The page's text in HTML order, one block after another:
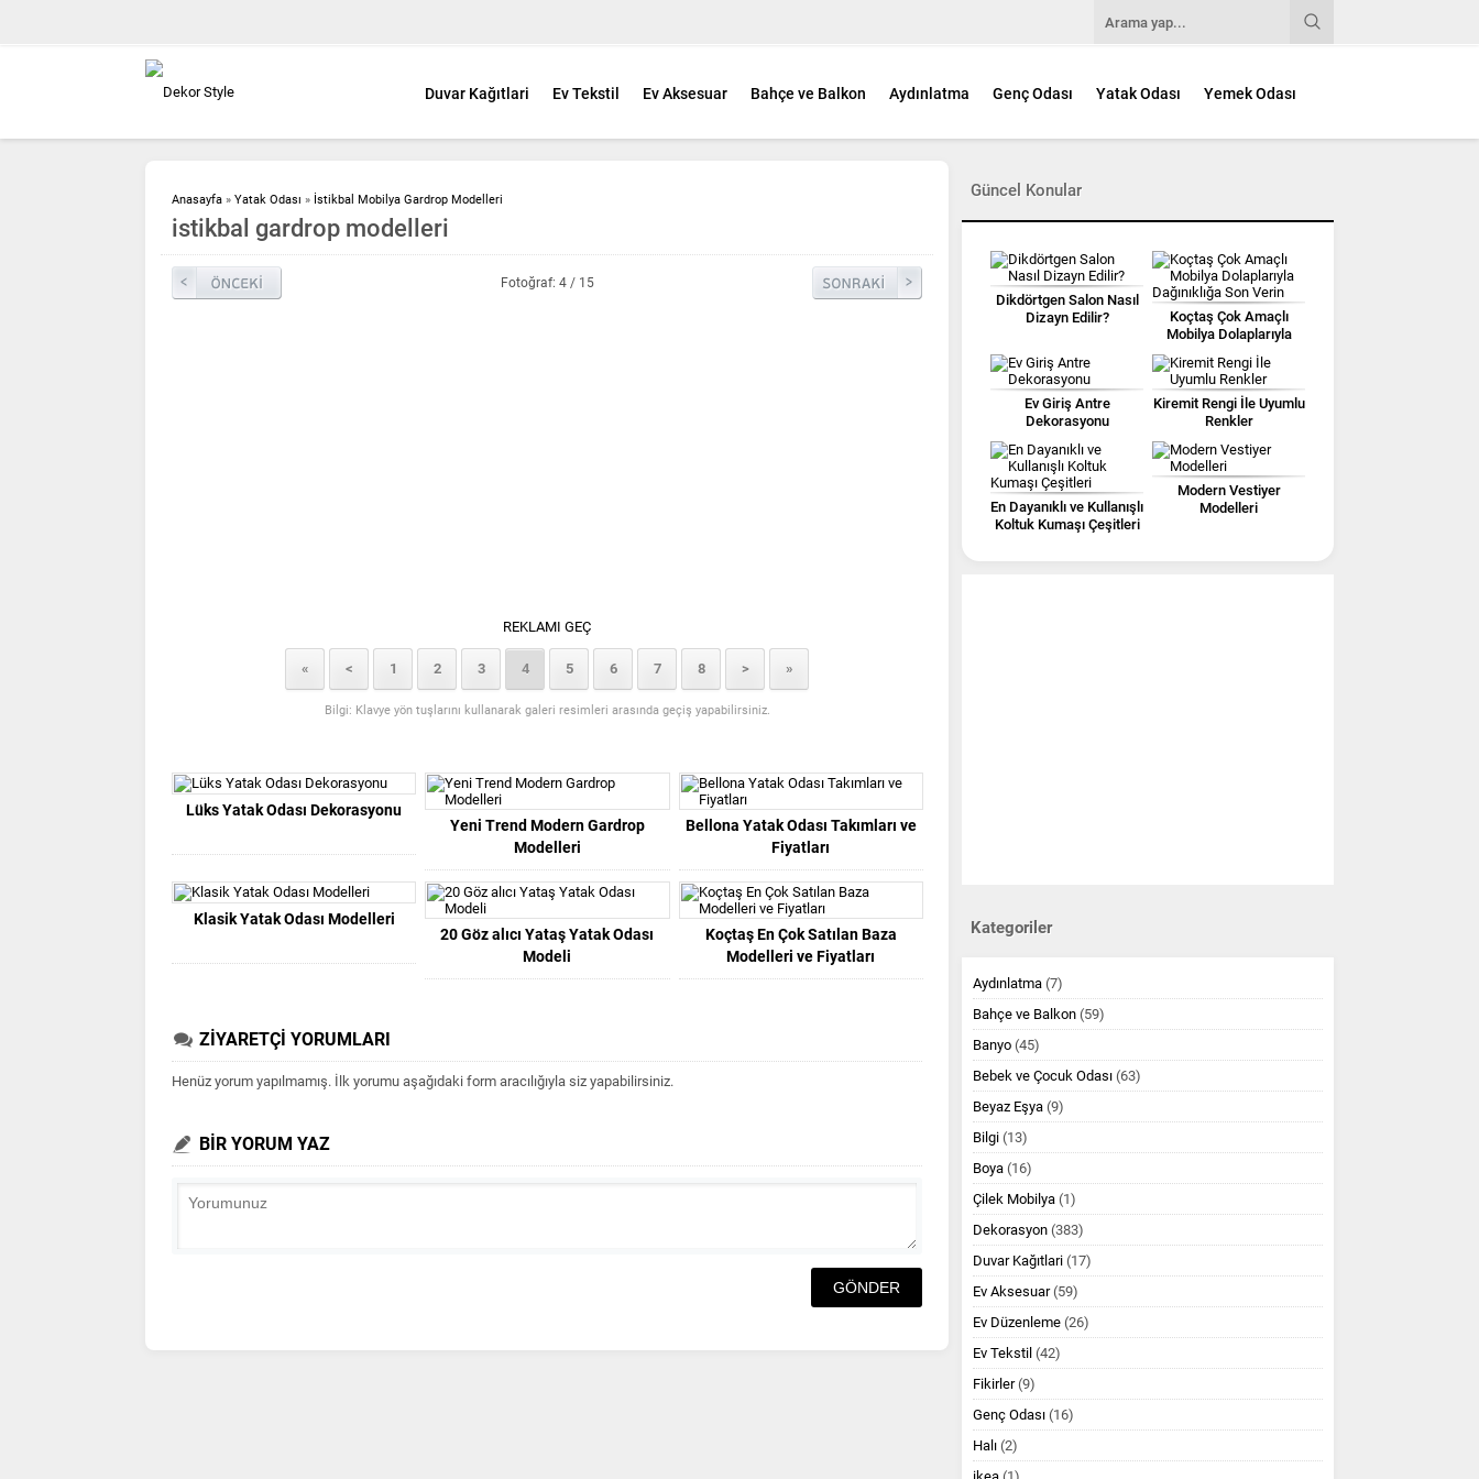
Duvar Kağıtlari Ev Tekstil Ev Aksesuar Bahçe ve Balkon Aydınlatma Genç Odası Yatak Odası Yemek Odası
Anasayfa » Yatak Odası » İstikbal Mobilya Gardrop Modelleri
istikbal gardrop modelleri
Fotoğraf: 4 / 15
REKLAMI GEÇ
« < 1 2 3 4 5 6 7 8 > »
Bilgi: Klavye yön tuşlarını kullanarak galeri resimleri arasında geçiş yapabilirsiniz.
Lüks Yatak Odası Dekorasyonu
Yeni Trend Modern Gardrop
Modelleri
Bellona Yatak Odası Takımları ve
Fiyatları
Klasik Yatak Odası Modelleri
20 Göz alıcı Yataş Yatak Odası
Modeli
Koçtaş En Çok Satılan Baza
Modelleri ve Fiyatları
ZİYARETÇİ YORUMLARI
Henüz yorum yapılmamış. İlk yorumu aşağıdaki form aracılığıyla siz yapabilirsiniz.
BİR YORUM YAZ
Güncel Konular
Dikdörtgen Salon Nasıl
Dizayn Edilir?
Koçtaş Çok Amaçlı
Mobilya Dolaplarıyla
Dağınıklığa Son Verin
Ev Giriş Antre
Dekorasyonu
Kiremit Rengi İle Uyumlu
Renkler
En Dayanıklı ve Kullanışlı
Koltuk Kumaşı Çeşitleri
Modern Vestiyer
Modelleri
Kategoriler
Aydınlatma (7)
Bahçe ve Balkon (59)
Banyo (45)
Bebek ve Çocuk Odası (63)
Beyaz Eşya (9)
Bilgi (13)
Boya (16)
Çilek Mobilya (1)
Dekorasyon (383)
Duvar Kağıtlari (17)
Ev Aksesuar(59)
Ev Düzenleme (26)
Ev Tekstil (42)
Fikirler(9)
Genç Odası (16)
Halı (2)